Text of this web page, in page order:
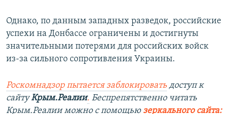
Однако, по данным западных разведок, российские
успехи на Донбассе ограничены и достигнуты
значительными потерями для российских войск
из-за сильного сопротивления Украины.
Роскомнадзор пытается заблокировать доступ к
сайтуКрым.Реалии. Беспрепятственно читать
Крым.Реалии можно с помощью зеркального сайта: